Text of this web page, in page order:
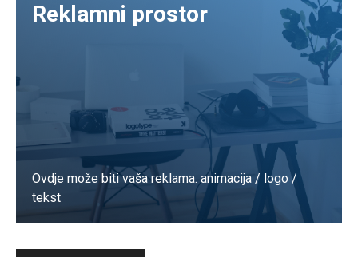
Reklamni prostor
Ovdje može biti vaša reklama. animacija / logo /
tekst